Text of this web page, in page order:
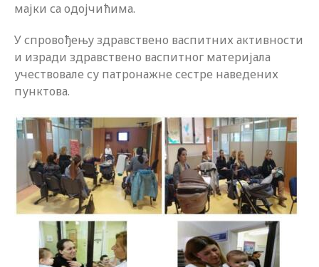
мајки са одојчићима.
У спровођењу здравствено васпитних активности
и изради здравствено васпитног материјала
учествовале су патронажне сестре наведених
пунктова.